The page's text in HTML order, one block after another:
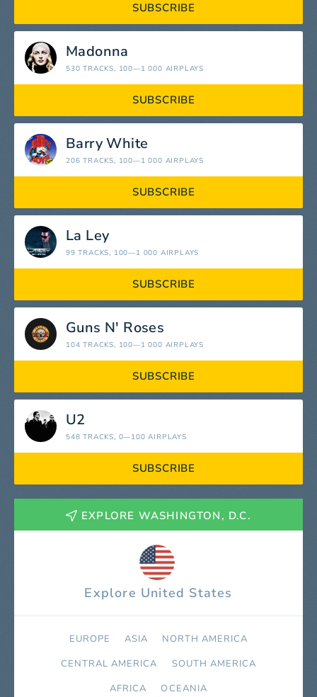
SUBSCRIBE
Madonna
530 TRACKS, 100—1 000 AIRPLAYS
SUBSCRIBE
Barry White
206 TRACKS, 100—1 000 AIRPLAYS
SUBSCRIBE
La Ley
99 TRACKS, 100—1 000 AIRPLAYS
SUBSCRIBE
Guns N' Roses
104 TRACKS, 100—1 000 AIRPLAYS
SUBSCRIBE
U2
548 TRACKS, 0—100 AIRPLAYS
SUBSCRIBE
EXPLORE WASHINGTON, D.C.
Explore United States
EUROPE ASIA
NORTH AMERICA
СENTRAL AMERICA
SOUTH AMERICA
AFRICA
OCEANIA